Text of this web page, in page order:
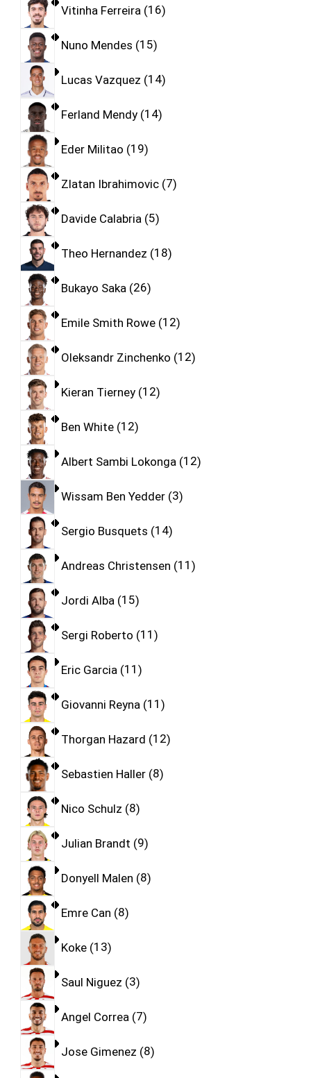
Vitinha Ferreira 16
Nuno Mendes 15
Lucas Vazquez 14
Ferland Mendy 14
Eder Militao 19
Zlatan Ibrahimovic 7
Davide Calabria 5
Theo Hernandez 18
Bukayo Saka 26
Emile Smith Rowe 12
Oleksandr Zinchenko 12
Kieran Tierney 12
Ben White 12
Albert Sambi Lokonga 12
Wissam Ben Yedder 3
Sergio Busquets 14
Andreas Christensen 11
Jordi Alba 15
Sergi Roberto 11
Eric Garcia 11
Giovanni Reyna 11
Thorgan Hazard 12
Sebastien Haller 8
Nico Schulz 8
Julian Brandt 9
Donyell Malen 8
Emre Can 8
Koke 13
Saul Niguez 3
Angel Correa 7
Jose Gimenez 8